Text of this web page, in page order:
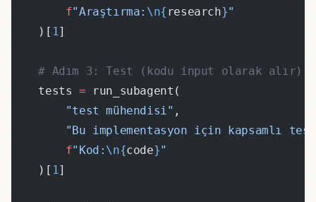
        f
"Araştırma: \n{ research}"
    )[
1]
    # Adım 3: Test (kodu input olarak alır)
    tests
= run_subagent(
        "test mühendisi"
,
"Bu implementasyon için kapsamlı
        f
"Kod: \n{code}"
    )[
1]